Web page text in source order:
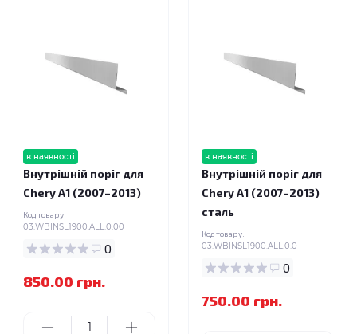
в наявності
Внутрішній поріг для
Chery A1 (2007–2013)
Код товару:
03.WBINSL1900.ALL.0.00
0
850.00 грн.
в наявності
Внутрішній поріг для
Chery A1 (2007–2013)
сталь
Код товару:
03.WBINSL1900.ALL.0.0
0
750.00 грн.